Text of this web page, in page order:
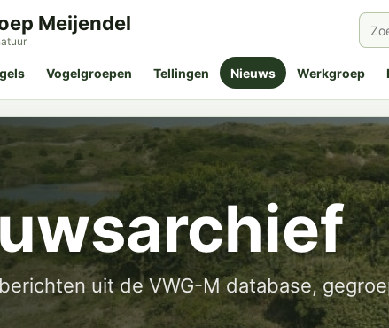
Meijendel
Vogelgroepen Tellingen Nieuws Werkgroep
uit de VWG-M database,